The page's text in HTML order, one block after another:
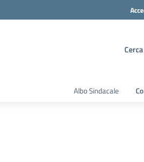
Cerca
Albo Sindacale